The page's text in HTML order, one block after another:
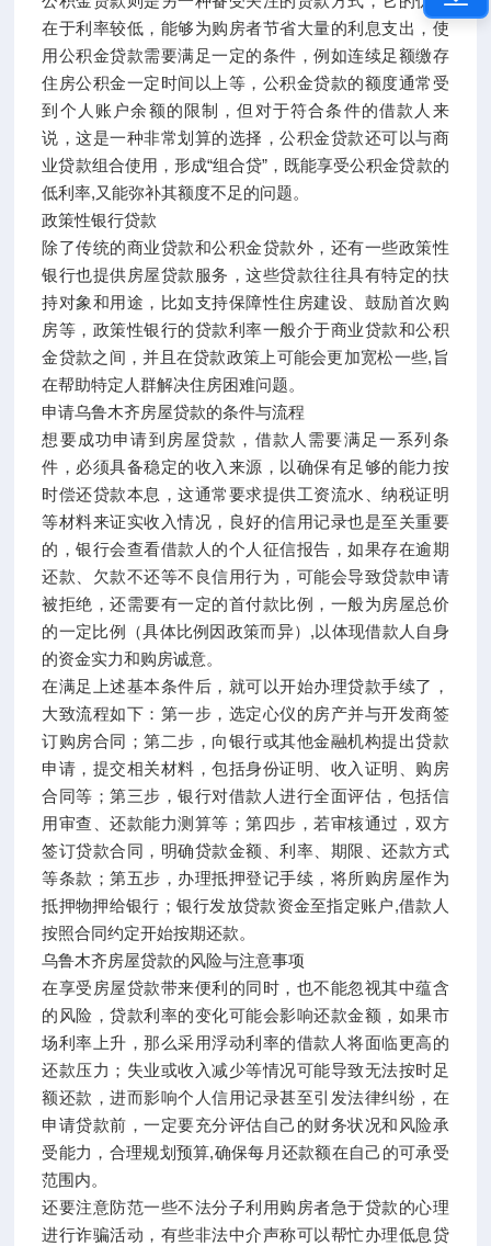
在于利率较低，能够为购房者节省大量的利息支出，使
用公积金贷款需要满足一定的条件，例如连续足额缴存
住房公积金一定时间以上等，公积金贷款的额度通常受
到个人账户余额的限制，但对于符合条件的借款人来
说，这是一种非常划算的选择，公积金贷款还可以与商
业贷款组合使用，形成“组合贷”，既能享受公积金贷款的
低利率,又能弥补其额度不足的问题。
政策性银行贷款
除了传统的商业贷款和公积金贷款外，还有一些政策性
银行也提供房屋贷款服务，这些贷款往往具有特定的扶
持对象和用途，比如支持保障性住房建设、鼓励首次购
房等，政策性银行的贷款利率一般介于商业贷款和公积
金贷款之间，并且在贷款政策上可能会更加宽松一些,旨
在帮助特定人群解决住房困难问题。
申请乌鲁木齐房屋贷款的条件与流程
想要成功申请到房屋贷款，借款人需要满足一系列条
件，必须具备稳定的收入来源，以确保有足够的能力按
时偿还贷款本息，这通常要求提供工资流水、纳税证明
等材料来证实收入情况，良好的信用记录也是至关重要
的，银行会查看借款人的个人征信报告，如果存在逾期
还款、欠款不还等不良信用行为，可能会导致贷款申请
被拒绝，还需要有一定的首付款比例，一般为房屋总价
的一定比例（具体比例因政策而异）,以体现借款人自身
的资金实力和购房诚意。
在满足上述基本条件后，就可以开始办理贷款手续了，
大致流程如下：第一步，选定心仪的房产并与开发商签
订购房合同；第二步，向银行或其他金融机构提出贷款
申请，提交相关材料，包括身份证明、收入证明、购房
合同等；第三步，银行对借款人进行全面评估，包括信
用审查、还款能力测算等；第四步，若审核通过，双方
签订贷款合同，明确贷款金额、利率、期限、还款方式
等条款；第五步，办理抵押登记手续，将所购房屋作为
抵押物押给银行；银行发放贷款资金至指定账户,借款人
按照合同约定开始按期还款。
乌鲁木齐房屋贷款的风险与注意事项
在享受房屋贷款带来便利的同时，也不能忽视其中蕴含
的风险，贷款利率的变化可能会影响还款金额，如果市
场利率上升，那么采用浮动利率的借款人将面临更高的
还款压力；失业或收入减少等情况可能导致无法按时足
额还款，进而影响个人信用记录甚至引发法律纠纷，在
申请贷款前，一定要充分评估自己的财务状况和风险承
受能力，合理规划预算,确保每月还款额在自己的可承受
范围内。
还要注意防范一些不法分子利用购房者急于贷款的心理
进行诈骗活动，有些非法中介声称可以帮忙办理低息贷